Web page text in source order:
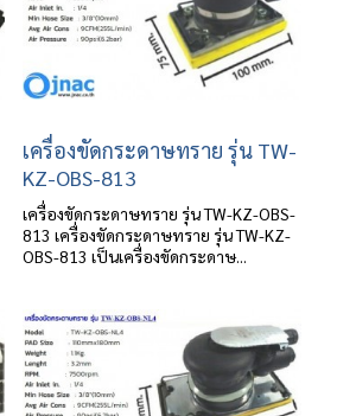
เครื่องขัดกระดาษทราย รุ่น TW-
KZ-OBS-813
เครื่องขัดกระดาษทราย รุ่น TW-KZ-OBS-
813 เครื่องขัดกระดาษทราย รุ่น TW-KZ-
OBS-813 เป็นเครื่องขัดกระดาษ...